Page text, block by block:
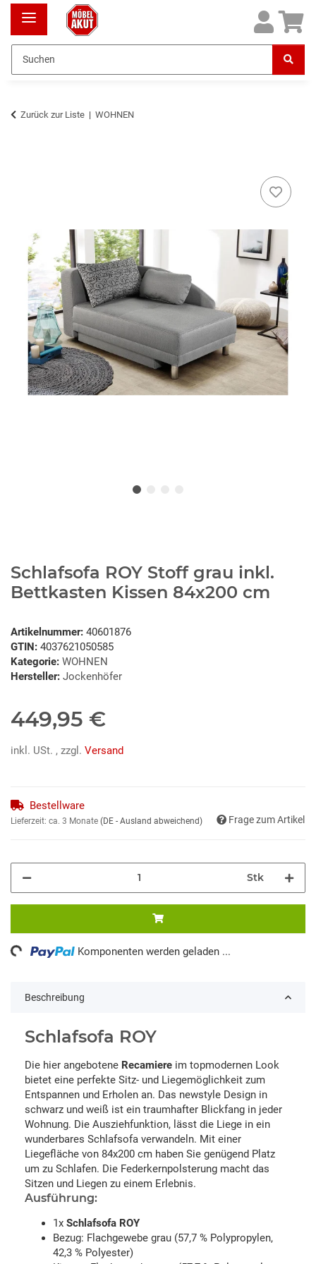
Zurück zur Liste WOHNEN
Schlafsofa ROY Stoff grau inkl.
Bettkasten Kissen 84x200 cm
Artikelnummer: 40601876
GTIN: 4037621050585
Kategorie: WOHNEN
Hersteller: Jockenhöfer
449,95 €
inkl. USt. , zzgl. Versand
Bestellware
Lieferzeit: ca. 3 Monate (DE - Ausland abweichend) Frage zum Artikel
Stk
Komponenten werden geladen ...
Beschreibung
Schlafsofa ROY
Die hier angebotene Recamiere im topmodernen Look
bietet eine perfekte Sitz- und Liegemöglichkeit zum
Entspannen und Erholen an. Das newstyle Design in
schwarz und weiß ist ein traumhafter Blickfang in jeder
Wohnung. Die Ausziehfunktion, lässt die Liege in ein
wunderbares Schlafsofa verwandeln. Mit einer
Liegefläche von 84x200 cm haben Sie genügend Platz
um zu Schlafen. Die Federkernpolsterung macht das
Sitzen und Liegen zu einem Erlebnis.
Ausführung:
1x Schlafsofa ROY
Bezug: Flachgewebe grau (57,7 % Polypropylen,
42,3 % Polyester)